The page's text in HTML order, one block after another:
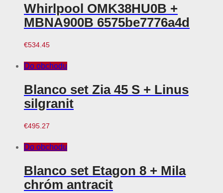
Whirlpool OMK38HU0B +
MBNA900B 6575be7776a4d
€534.45
Do obchodu
Blanco set Zia 45 S + Linus
silgranit
€495.27
Do obchodu
Blanco set Etagon 8 + Mila
chróm antracit